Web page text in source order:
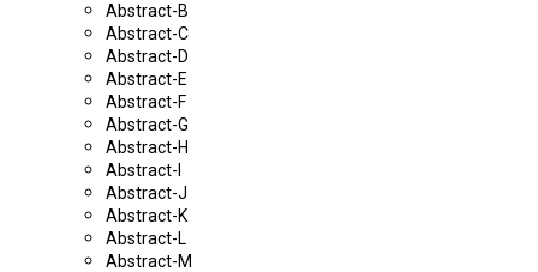
Abstract-B
Abstract-C
Abstract-D
Abstract-E
Abstract-F
Abstract-G
Abstract-H
Abstract-I
Abstract-J
Abstract-K
Abstract-L
Abstract-M